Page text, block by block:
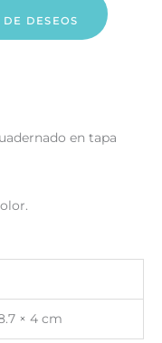
DESEOS
en tapa
× 4 cm